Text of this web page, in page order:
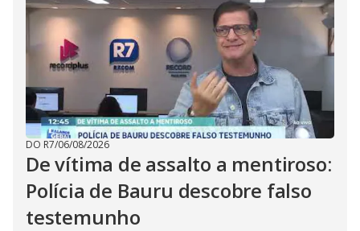
DO R7/06/08/2026
De vítima de assalto a mentiroso:
Polícia de Bauru descobre falso
testemunho